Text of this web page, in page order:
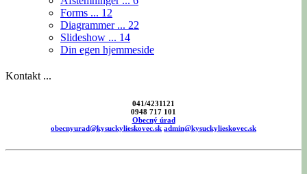
Forms ... 12
Diagrammer ... 22
Slideshow ... 14
Din egen hjemmeside
Kontakt ...
041/4231121
0948 717 101
Obecný úrad
obecnyurad@kysuckylieskovec.sk admin@kysuckylieskovec.sk